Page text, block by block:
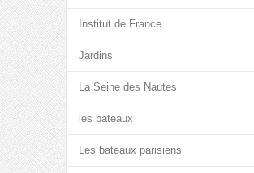
Institut de France
Jardins
La Seine des Nautes
les bateaux
Les bateaux parisiens